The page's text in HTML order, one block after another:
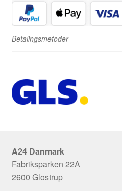
Betalingsmetoder
A24 Danmark
Fabriksparken 22A
2600 Glostrup